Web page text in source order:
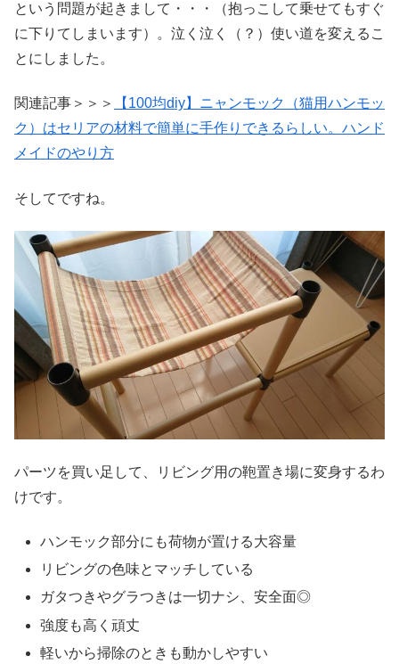
という問題が起きまして・・・（抱っこして乗せてもすぐ
に下りてしまいます）。泣く泣く（？）使い道を変えるこ
とにしました。
関連記事＞＞＞
【100均diy】ニャンモック（猫用ハンモッ
ク）はセリアの材料で簡単に手作りできるらしい。ハンド
メイドのやり方
そしてですね。
パーツを買い足して、リビング用の鞄置き場に変身するわ
けです。
ハンモック部分にも荷物が置ける大容量
リビングの色味とマッチしている
ガタつきやグラつきは一切ナシ、安全面◎
強度も高く頑丈
軽いから掃除のときも動かしやすい